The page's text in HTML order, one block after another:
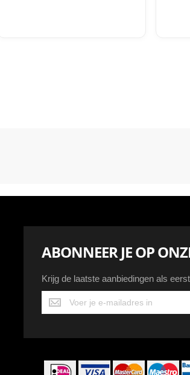
ABONNEER JE OP
Krijg de laatste aanbiedingen als
Krijg
de
eerste